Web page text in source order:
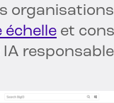
organisations
échelle et
IA